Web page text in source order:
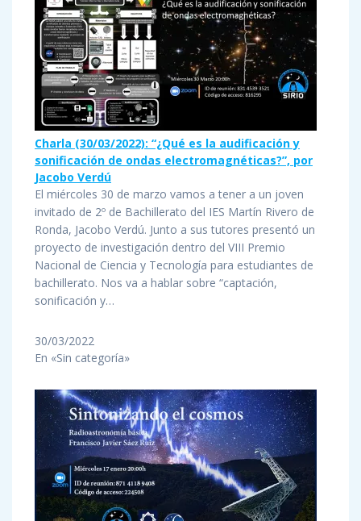
Charla (30/03/2022): “¿Qué es la audificación y
sonificación de ondas electromagnéticas?”, por
Jacobo Verdú
El miércoles 30 de marzo vamos a tener a un joven
invitado de 2º de Bachillerato del IES Martín Rivero de
Ronda, Jacobo Verdú. Junto a sus tutores presentó un
proyecto de investigación dentro del VIII Premio
Nacional de Ciencia y Tecnología para estudiantes de
bachillerato. Nos va a hablar sobre “captación,
sonificación y…
30/03/2022
En «Sin categoría»